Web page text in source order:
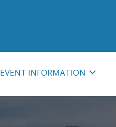
EVENT INFORMATION